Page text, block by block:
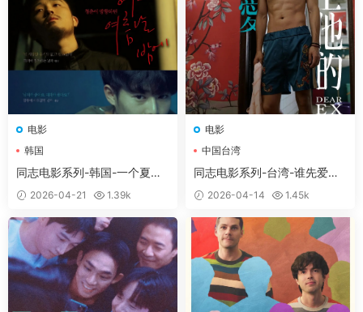
常见问题解决方案
本网站为一次付费全站免费模式。
电影
韩国
同志电影系列-韩国-一个夏夜
어느 여름날 밤에 (2017)
2026-04-21 1.39k
电影
中国台湾
同志电影系列-台湾-谁先爱上
他的 誰先愛上他的 (2018)
2026-04-14 1.45k